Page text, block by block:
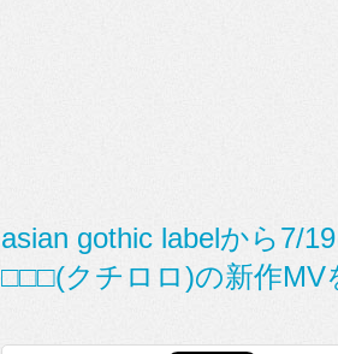
asian gothic labelから7/
□□□(クチロロ)の新作MV